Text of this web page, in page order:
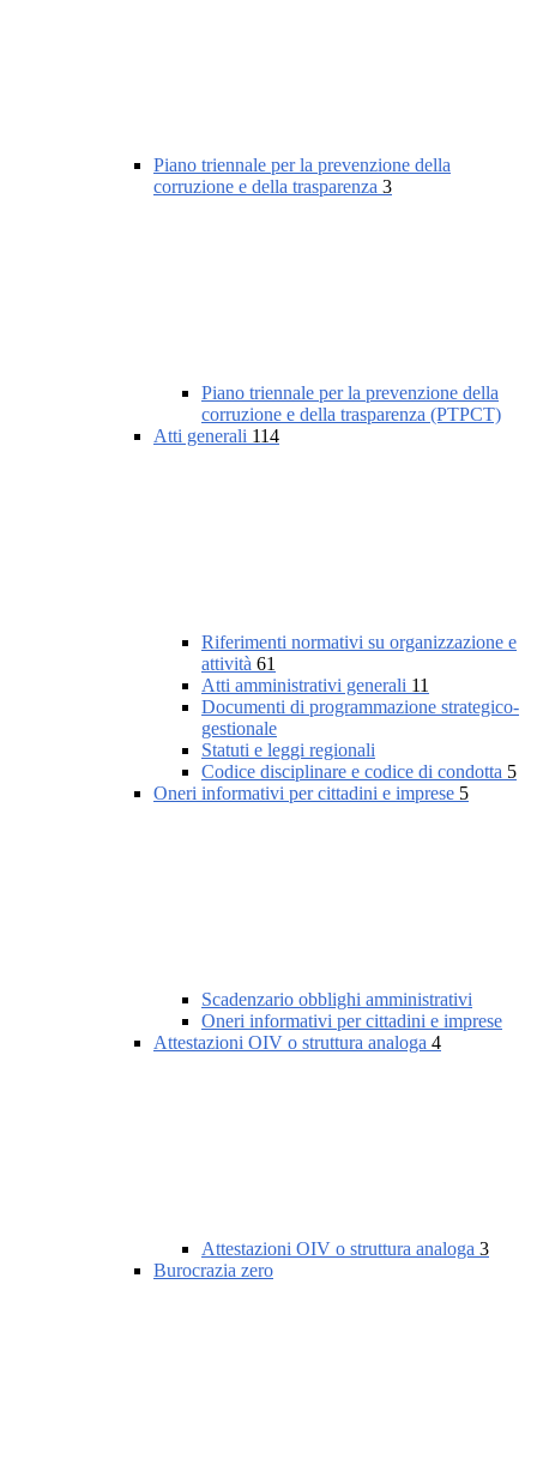
Piano triennale per la prevenzione della
corruzione e della trasparenza 3
Piano triennale per la prevenzione della
corruzione e della trasparenza (PTPCT)
Atti generali 114
Riferimenti normativi su organizzazione e
attività 61
Atti amministrativi generali 11
Documenti di programmazione strategico-
gestionale
Statuti e leggi regionali
Codice disciplinare e codice di condotta 5
Oneri informativi per cittadini e imprese 5
Scadenzario obblighi amministrativi
Oneri informativi per cittadini e imprese
Attestazioni OIV o struttura analoga 4
Attestazioni OIV o struttura analoga 3
Burocrazia zero